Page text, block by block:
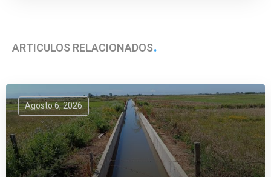
ARTÍCULOS RELACIONADOS
Agosto 6, 2026